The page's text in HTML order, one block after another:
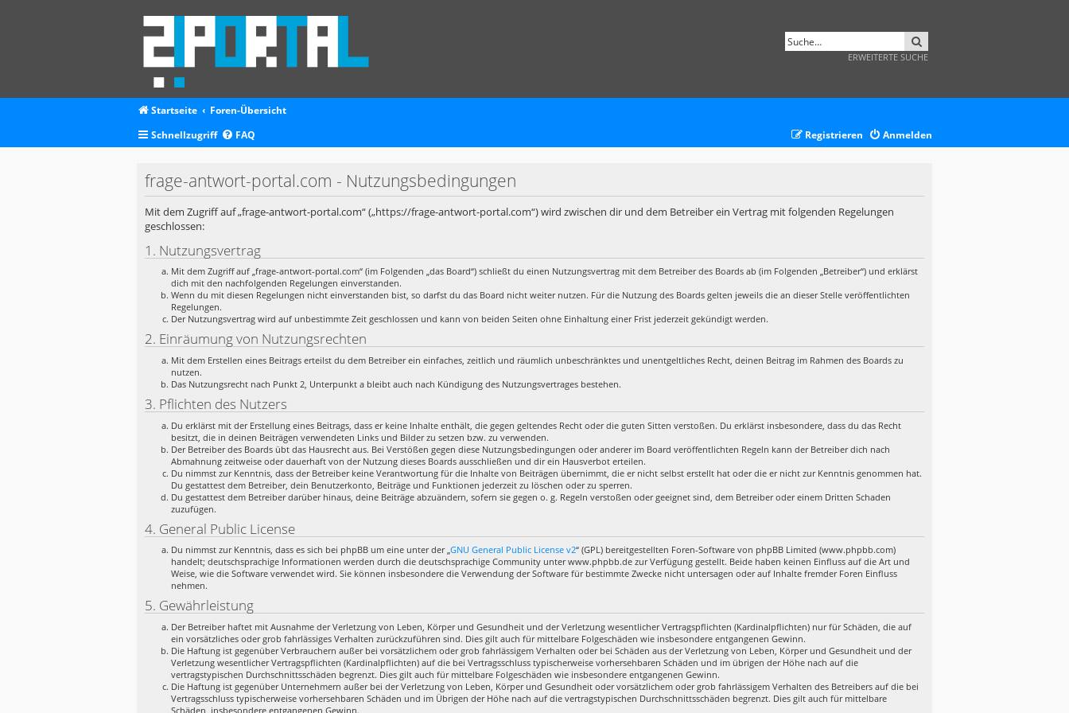
ERWEITERTE SUCHE
Startseite
Foren-Übersicht
Schnellzugriff
FAQ Anmelden
Registrieren
frage-antwort-portal.com - Nutzungsbedingungen
Mit dem Zugriff auf „frage-antwort-portal.com“ („https://frage-antwort-portal.com“) wird zwischen dir und dem Betreiber ein Vertrag mit folgenden Regelungen
geschlossen:
1. Nutzungsvertrag
Mit dem Zugriff auf „frage-antwort-portal.com“ (im Folgenden „das Board“) schließt du einen Nutzungsvertrag mit dem Betreiber des Boards ab (im Folgenden „Betreiber“) und erklärst
dich mit den nachfolgenden Regelungen einverstanden.
Wenn du mit diesen Regelungen nicht einverstanden bist, so darfst du das Board nicht weiter nutzen. Für die Nutzung des Boards gelten jeweils die an dieser Stelle veröffentlichten
Regelungen.
Der Nutzungsvertrag wird auf unbestimmte Zeit geschlossen und kann von beiden Seiten ohne Einhaltung einer Frist jederzeit gekündigt werden.
2. Einräumung von Nutzungsrechten
Mit dem Erstellen eines Beitrags erteilst du dem Betreiber ein einfaches, zeitlich und räumlich unbeschränktes und unentgeltliches Recht, deinen Beitrag im Rahmen des Boards zu
nutzen.
Das Nutzungsrecht nach Punkt 2, Unterpunkt a bleibt auch nach Kündigung des Nutzungsvertrages bestehen.
3. Pflichten des Nutzers
Du erklärst mit der Erstellung eines Beitrags, dass er keine Inhalte enthält, die gegen geltendes Recht oder die guten Sitten verstoßen. Du erklärst insbesondere, dass du das Recht
besitzt, die in deinen Beiträgen verwendeten Links und Bilder zu setzen bzw. zu verwenden.
Der Betreiber des Boards übt das Hausrecht aus. Bei Verstößen gegen diese Nutzungsbedingungen oder anderer im Board veröffentlichten Regeln kann der Betreiber dich nach
Abmahnung zeitweise oder dauerhaft von der Nutzung dieses Boards ausschließen und dir ein Hausverbot erteilen.
Du nimmst zur Kenntnis, dass der Betreiber keine Verantwortung für die Inhalte von Beiträgen übernimmt, die er nicht selbst erstellt hat oder die er nicht zur Kenntnis genommen hat.
Du gestattest dem Betreiber, dein Benutzerkonto, Beiträge und Funktionen jederzeit zu löschen oder zu sperren.
Du gestattest dem Betreiber darüber hinaus, deine Beiträge abzuändern, sofern sie gegen o. g. Regeln verstoßen oder geeignet sind, dem Betreiber oder einem Dritten Schaden
zuzufügen.
4. General Public License
Du nimmst zur Kenntnis, dass es sich bei phpBB um eine unter der „GNU General Public License v2“ (GPL) bereitgestellten Foren-Software von phpBB Limited (www.phpbb.com)
handelt; deutschsprachige Informationen werden durch die deutschsprachige Community unter www.phpbb.de zur Verfügung gestellt. Beide haben keinen Einfluss auf die Art und
Weise, wie die Software verwendet wird. Sie können insbesondere die Verwendung der Software für bestimmte Zwecke nicht untersagen oder auf Inhalte fremder Foren Einfluss
nehmen.
5. Gewährleistung
Der Betreiber haftet mit Ausnahme der Verletzung von Leben, Körper und Gesundheit und der Verletzung wesentlicher Vertragspflichten (Kardinalpflichten) nur für Schäden, die auf
ein vorsätzliches oder grob fahrlässiges Verhalten zurückzuführen sind. Dies gilt auch für mittelbare Folgeschäden wie insbesondere entgangenen Gewinn.
Die Haftung ist gegenüber Verbrauchern außer bei vorsätzlichem oder grob fahrlässigem Verhalten oder bei Schäden aus der Verletzung von Leben, Körper und Gesundheit und der
Verletzung wesentlicher Vertragspflichten (Kardinalpflichten) auf die bei Vertragsschluss typischerweise vorhersehbaren Schäden und im übrigen der Höhe nach auf die
vertragstypischen Durchschnittsschäden begrenzt. Dies gilt auch für mittelbare Folgeschäden wie insbesondere entgangenen Gewinn.
Die Haftung ist gegenüber Unternehmern außer bei der Verletzung von Leben, Körper und Gesundheit oder vorsätzlichem oder grob fahrlässigem Verhalten des Betreibers auf die bei
Vertragsschluss typischerweise vorhersehbaren Schäden und im Übrigen der Höhe nach auf die vertragstypischen Durchschnittsschäden begrenzt. Dies gilt auch für mittelbare
Schäden, insbesondere entgangenen Gewinn.